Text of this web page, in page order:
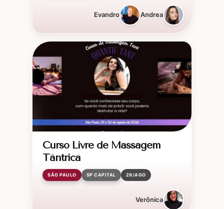
Evandro Andrea
Curso Livre de Massagem
Tântrica
SÃO PAULO SP CAPITAL 29/AGO
Verônica